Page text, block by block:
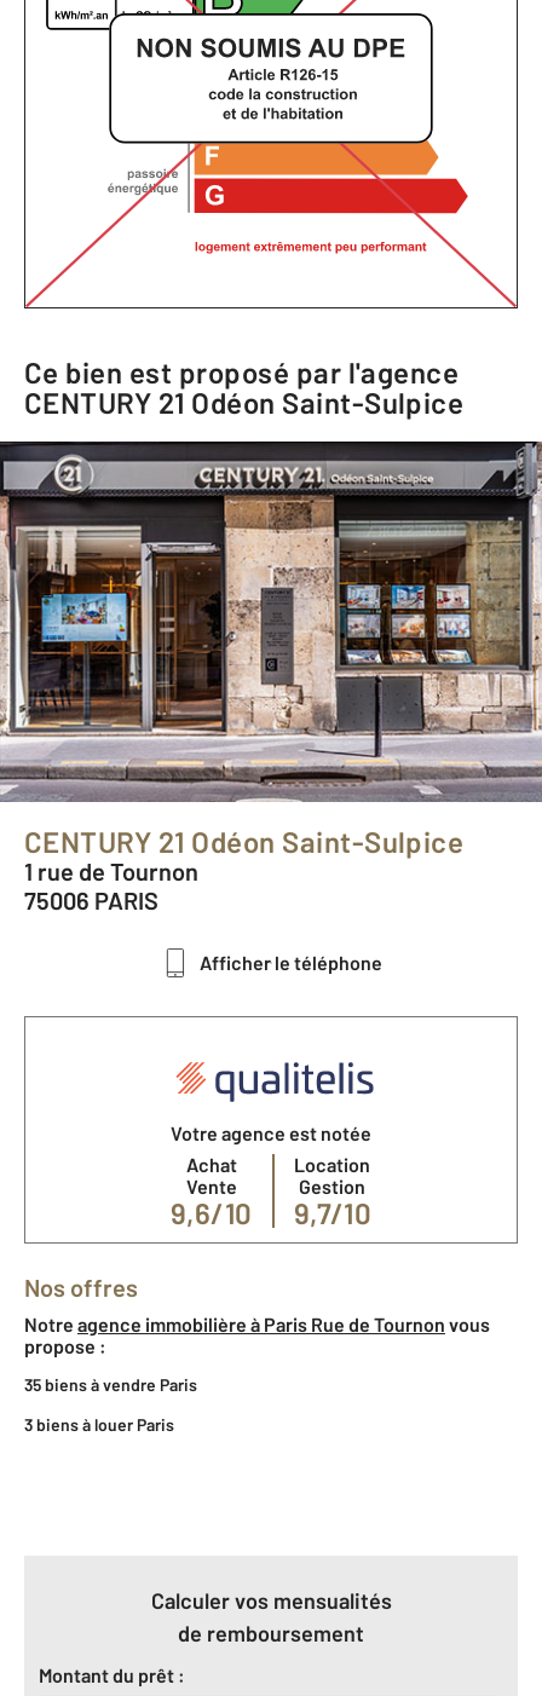
Ce bien est proposé par l'agence
CENTURY 21 Odéon Saint-Sulpice
CENTURY 21 Odéon Saint-Sulpice
1 rue de Tournon
75006 PARIS
Afficher le téléphone
Votre agence est notée
Achat
Vente
9,6/10
Location
Gestion
9,7/10
Nos offres
Notre agence immobilière à Paris Rue de Tournon vous
propose :
35 biens à vendre Paris
3 biens à louer Paris
Calculer vos mensualités
de remboursement
Montant du prêt :